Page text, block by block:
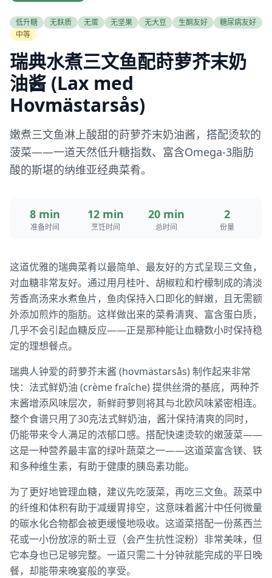
低升糖 无麸质 无蛋 无坚果 无大豆 生酮友好
糖尿病友好
中等
瑞典水煮三文鱼配莳萝芥末奶
油酱 (Lax med
Hovmästarsås)
嫩煮三文鱼淋上酸甜的莳萝芥末奶油酱，搭配烫软的
菠菜——一道天然低升糖指数、富含Omega-3脂肪
酸的斯堪的纳维亚经典菜肴。
8 min
准备时间
12 min
烹饪时间
20 min
总时间
2
份量
这道优雅的瑞典菜肴以最简单、最友好的方式呈现三文鱼，
对血糖非常友好。通过用月桂叶、胡椒粒和柠檬制成的清淡
芳香高汤来水煮鱼片，鱼肉保持入口即化的鲜嫩，且无需额
外添加煎炸的脂肪。这样做出来的菜肴清爽、富含蛋白质，
几乎不会引起血糖反应——正是那种能让血糖数小时保持稳
定的理想餐点。
瑞典人钟爱的莳萝芥末酱 (hovmästarsås) 制作起来非常
快：法式鲜奶油 (crème fraîche) 提供丝滑的基底，两种芥
末酱增添风味层次，新鲜莳萝则将其与北欧风味紧密相连。
整个食谱只用了30克法式鲜奶油，酱汁保持清爽的同时，
仍能带来令人满足的浓郁口感。搭配快速烫软的嫩菠菜——
这是一种营养最丰富的绿叶蔬菜之一——这道菜富含镁、铁
和多种维生素，有助于健康的胰岛素功能。
为了更好地管理血糖，建议先吃菠菜，再吃三文鱼。蔬菜中
的纤维和体积有助于减缓胃排空，这意味着酱汁中任何微量
的碳水化合物都会被更缓慢地吸收。这道菜搭配一份蒸西兰
花或一小份放凉的新土豆（会产生抗性淀粉）非常美味，但
它本身也已足够完整。一道只需二十分钟就能完成的平日晚
餐，却能带来晚宴般的享受。